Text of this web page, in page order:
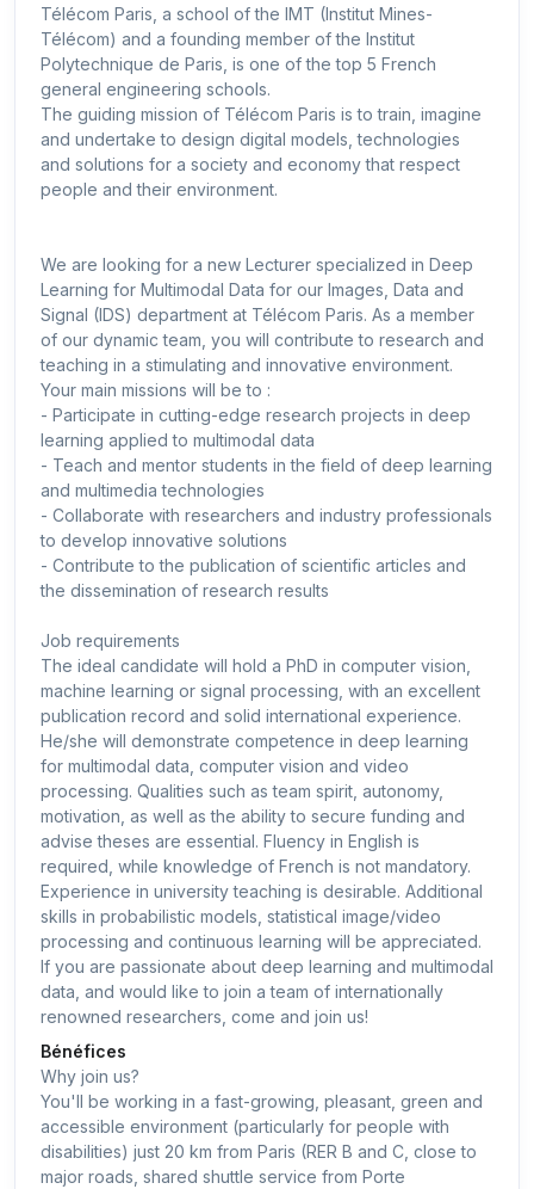
Télécom Paris, a school of the IMT (Institut Mines-
Télécom) and a founding member of the Institut
Polytechnique de Paris, is one of the top 5 French
general engineering schools.
The guiding mission of Télécom Paris is to train, imagine
and undertake to design digital models, technologies
and solutions for a society and economy that respect
people and their environment.
We are looking for a new Lecturer specialized in Deep
Learning for Multimodal Data for our Images, Data and
Signal (IDS) department at Télécom Paris. As a member
of our dynamic team, you will contribute to research and
teaching in a stimulating and innovative environment.
Your main missions will be to :
- Participate in cutting-edge research projects in deep
learning applied to multimodal data
- Teach and mentor students in the field of deep learning
and multimedia technologies
- Collaborate with researchers and industry professionals
to develop innovative solutions
- Contribute to the publication of scientific articles and
the dissemination of research results
Job requirements
The ideal candidate will hold a PhD in computer vision,
machine learning or signal processing, with an excellent
publication record and solid international experience.
He/she will demonstrate competence in deep learning
for multimodal data, computer vision and video
processing. Qualities such as team spirit, autonomy,
motivation, as well as the ability to secure funding and
advise theses are essential. Fluency in English is
required, while knowledge of French is not mandatory.
Experience in university teaching is desirable. Additional
skills in probabilistic models, statistical image/video
processing and continuous learning will be appreciated.
If you are passionate about deep learning and multimodal
data, and would like to join a team of internationally
renowned researchers, come and join us!
Bénéfices
Why join us?
You'll be working in a fast-growing, pleasant, green and
accessible environment (particularly for people with
disabilities) just 20 km from Paris (RER B and C, close to
major roads, shared shuttle service from Porte